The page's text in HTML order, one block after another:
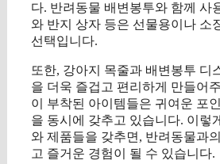
다. 반려동물 배변봉투와 함께 사
와 반지 상자 등은 선물용이나 소
선택입니다.
또한, 강아지 목줄과 배변봉투 디
을 더욱 즐겁고 편리하게 만들어
이 부착된 아이템들은 귀여운 포
을 동시에 갖추고 있습니다. 이렇
와 제품들을 갖추면, 반려동물과
고 즐거운 경험이 될 수 있습니다.